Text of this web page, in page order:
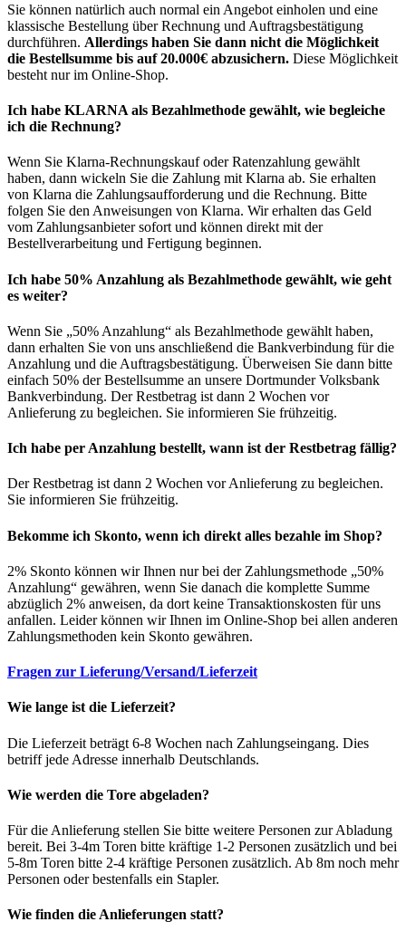
Sie können natürlich auch normal ein Angebot einholen und eine
klassische Bestellung über Rechnung und Auftragsbestätigung
durchführen. Allerdings haben Sie dann nicht die Möglichkeit
die Bestellsumme bis auf 20.000€ abzusichern. Diese Möglichkeit
besteht nur im Online-Shop.
Ich habe KLARNA als Bezahlmethode gewählt, wie begleiche
ich die Rechnung?
Wenn Sie Klarna-Rechnungskauf oder Ratenzahlung gewählt
haben, dann wickeln Sie die Zahlung mit Klarna ab. Sie erhalten
von Klarna die Zahlungsaufforderung und die Rechnung. Bitte
folgen Sie den Anweisungen von Klarna. Wir erhalten das Geld
vom Zahlungsanbieter sofort und können direkt mit der
Bestellverarbeitung und Fertigung beginnen.
Ich habe 50% Anzahlung als Bezahlmethode gewählt, wie geht
es weiter?
Wenn Sie „50% Anzahlung“ als Bezahlmethode gewählt haben,
dann erhalten Sie von uns anschließend die Bankverbindung für die
Anzahlung und die Auftragsbestätigung. Überweisen Sie dann bitte
einfach 50% der Bestellsumme an unsere Dortmunder Volksbank
Bankverbindung. Der Restbetrag ist dann 2 Wochen vor
Anlieferung zu begleichen. Sie informieren Sie frühzeitig.
Ich habe per Anzahlung bestellt, wann ist der Restbetrag fällig?
Der Restbetrag ist dann 2 Wochen vor Anlieferung zu begleichen.
Sie informieren Sie frühzeitig.
Bekomme ich Skonto, wenn ich direkt alles bezahle im Shop?
2% Skonto können wir Ihnen nur bei der Zahlungsmethode „50%
Anzahlung“ gewähren, wenn Sie danach die komplette Summe
abzüglich 2% anweisen, da dort keine Transaktionskosten für uns
anfallen. Leider können wir Ihnen im Online-Shop bei allen anderen
Zahlungsmethoden kein Skonto gewähren.
Fragen zur Lieferung/Versand/Lieferzeit
Wie lange ist die Lieferzeit?
Die Lieferzeit beträgt 6-8 Wochen nach Zahlungseingang. Dies
betriff jede Adresse innerhalb Deutschlands.
Wie werden die Tore abgeladen?
Für die Anlieferung stellen Sie bitte weitere Personen zur Abladung
bereit. Bei 3-4m Toren bitte kräftige 1-2 Personen zusätzlich und bei
5-8m Toren bitte 2-4 kräftige Personen zusätzlich. Ab 8m noch mehr
Personen oder bestenfalls ein Stapler.
Wie finden die Anlieferungen statt?